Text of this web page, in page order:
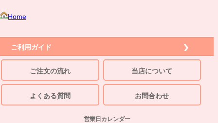
Home
ご利用ガイド
ご注文の流れ 当店について
よくある質問 お問合わせ
営業日カレンダー